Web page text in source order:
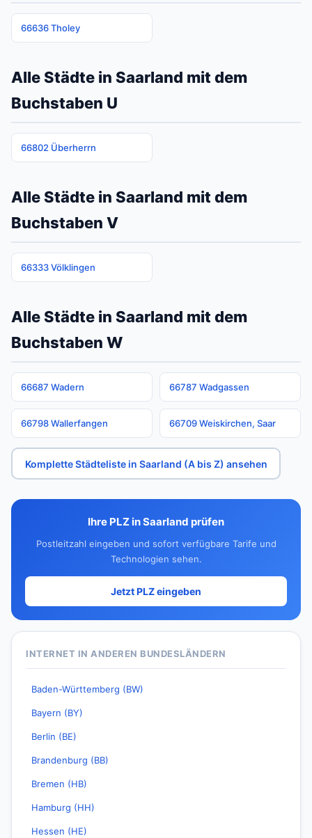
66636 Tholey
Alle Städte in Saarland mit dem
Buchstaben U
66802 Überherrn
Alle Städte in Saarland mit dem
Buchstaben V
66333 Völklingen
Alle Städte in Saarland mit dem
Buchstaben W
66687 Wadern 66787 Wadgassen
66798 Wallerfangen 66709 Weiskirchen, Saar
Komplette Städteliste in Saarland (A bis Z) ansehen
Ihre PLZ in Saarland prüfen
Postleitzahl eingeben und sofort verfügbare Tarife und
Technologien sehen.
Jetzt PLZ eingeben
INTERNET IN ANDEREN BUNDESLÄNDERN
Baden-Württemberg (BW)
Bayern (BY)
Berlin (BE)
Brandenburg (BB)
Bremen (HB)
Hamburg (HH)
Hessen (HE)